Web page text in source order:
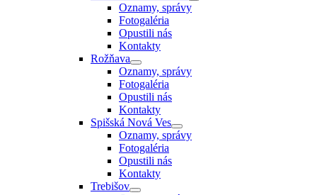
Oznamy, správy
Fotogaléria
Opustili nás
Kontakty
Rožňava
Oznamy, správy
Fotogaléria
Opustili nás
Kontakty
Spišská Nová Ves
Oznamy, správy
Fotogaléria
Opustili nás
Kontakty
Trebišov